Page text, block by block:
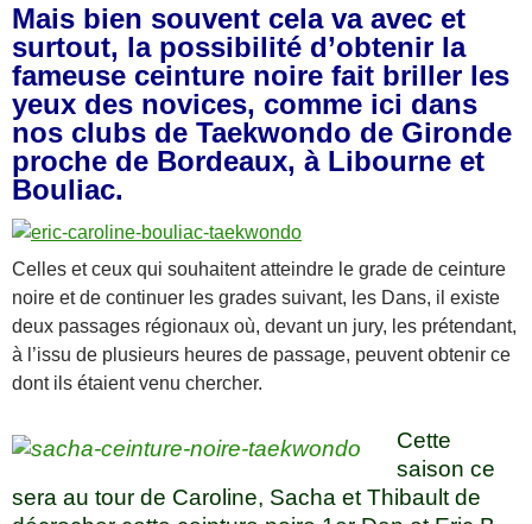
Mais bien souvent cela va avec et
surtout, la possibilité d’obtenir la
fameuse ceinture noire fait briller les
yeux des novices, comme ici dans
nos clubs de Taekwondo de Gironde
proche de Bordeaux, à Libourne et
Bouliac.
Celles et ceux qui souhaitent atteindre le grade de ceinture
noire et de continuer les grades suivant, les Dans, il existe
deux passages régionaux où, devant un jury, les prétendant,
à l’issu de plusieurs heures de passage, peuvent obtenir ce
dont ils étaient venu chercher.
Cette
saison ce
sera au tour de Caroline, Sacha et Thibault de